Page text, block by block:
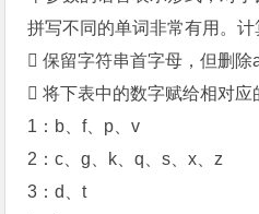
拼写不同的单词非常有用。计
 保留字符串首字母，但删除
 将下表中的数字赋给相对应
1：b、f、p、v
2：c、g、k、q、s、x、z
3：d、t